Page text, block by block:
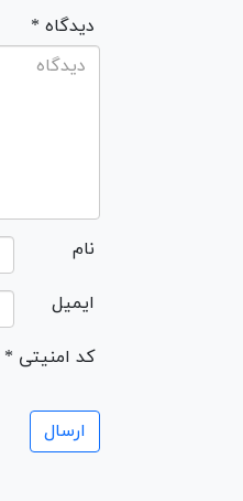
* دیدگاه
نام
ایمیل
* کد امنیتی